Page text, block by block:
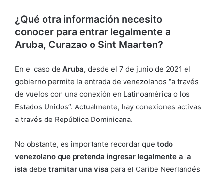
¿Qué otra información necesito
conocer para entrar legalmente a
Aruba, Curazao o Sint Maarten?
En el caso de Aruba, desde el 7 de junio de 2021 el
gobierno permite la entrada de venezolanos “a través
de vuelos con una conexión en Latinoamérica o los
Estados Unidos”. Actualmente, hay conexiones activas
a través de República Dominicana.
No obstante, es importante recordar que todo
venezolano que pretenda ingresar legalmente a la
isla debe tramitar una visa para el Caribe Neerlandés.